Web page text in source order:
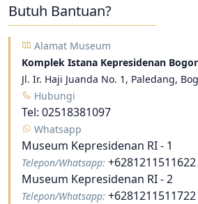
Butuh Bantuan?
Alamat Museum
Komplek Istana Kepresidenan Bogor
Jl. Ir. Haji Juanda No. 1, Paledang,
Hubungi
Tel: 02518381097
Whatsapp
Museum Kepresidenan RI - 1
Telepon/Whatsapp: +6281211511622
Museum Kepresidenan RI - 2
Telepon/Whatsapp: +6281211511722